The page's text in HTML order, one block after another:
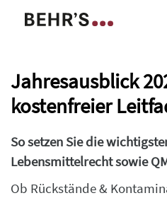
Jahresausblick
kostenfreier
So setzen Sie die
Lebensmittelrecht sowie
Ob Rückstände &